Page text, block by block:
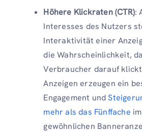
Höhere Klickraten (CTR):
Interesses des Nutzers
Interaktivität einer
die Wahrscheinlichkeit,
Verbraucher darauf
Anzeigen erzeugen ein
Engagement und
mehr als das Fünffache
gewöhnlichen